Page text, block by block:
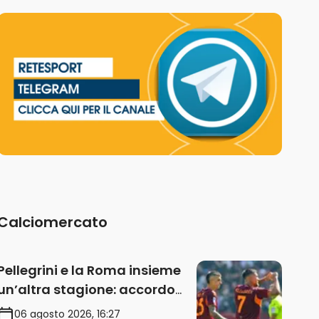
e la Roma insieme
stagione: accordo
rinnovo annuale
06 agosto 2026, 16:27